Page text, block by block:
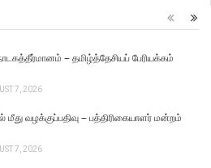
– தமிழ்த்தேசியப் பேரியக்கம்
7, 2026
வழக்குப்பதிவு – பத்திரிகையாளர் மன்றம்
7, 2026